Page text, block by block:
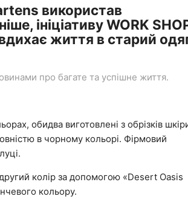
використав
ініціативу WORK
життя в старий
про багате та успішне життя.
обидва виготовлені з обрізків
в чорному кольорі. Фірмовий
колір за допомогою «Desert Oasis
кольору.